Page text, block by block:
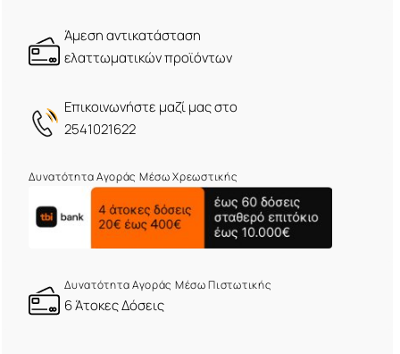
Άμεση αντικατάσταση
ελαττωματικών προϊόντων
Eπικοινωνήστε μαζί μας στο
2541021622
Δυνατότητα Αγοράς Μέσω Χρεωστικής
Δυνατότητα Αγοράς Μέσω Πιστωτικής
6 Άτοκες Δόσεις